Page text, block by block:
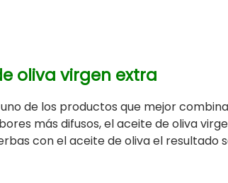
oliva virgen extra
de los productos que mejor
más difusos, el aceite de oliva
con el aceite de oliva el resultado